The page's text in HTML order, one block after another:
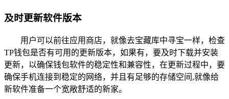
及时更新软件版本
用户可以前往应用商店，就像去宝藏库中寻宝一样，检查
TP钱包是否有可用的更新版本，如果有，要及时下载并安装
更新，以确保钱包软件的稳定性和兼容性，在更新过程中，要
确保手机连接到稳定的网络，并且有足够的存储空间,就像给
新软件准备一个宽敞舒适的新家。